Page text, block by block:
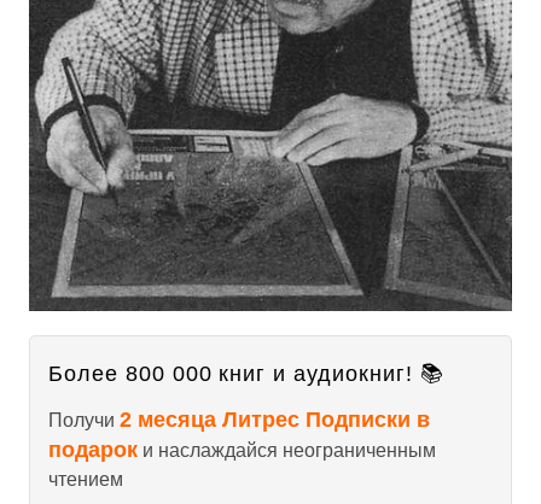
Более 800 000 книг и аудиокниг! 📚
Получи 2 месяца Литрес Подписки в
подарок и наслаждайся неограниченным
чтением